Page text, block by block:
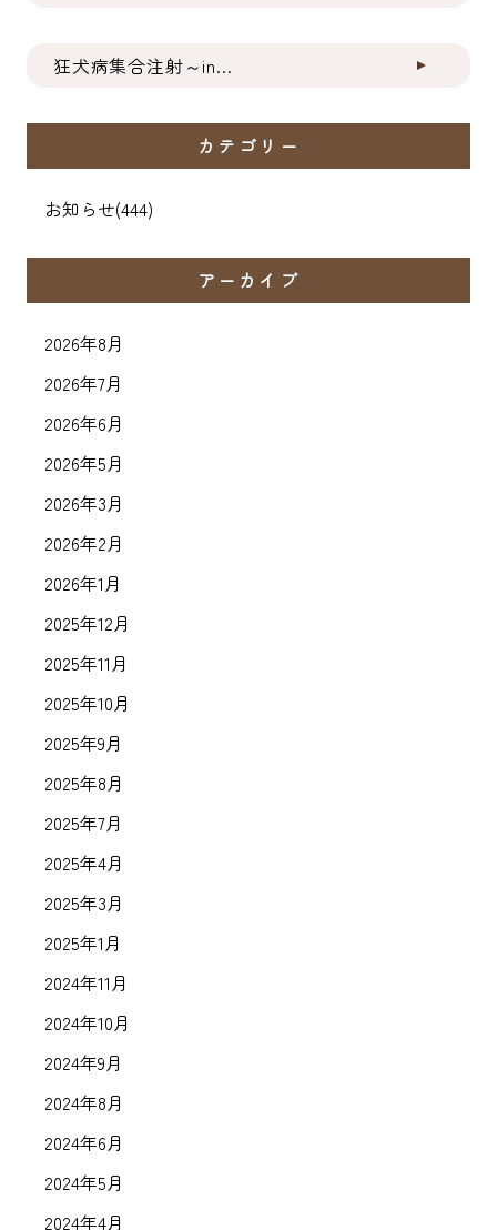
狂犬病集合注射～in...
カテゴリー
お知らせ(444)
アーカイブ
2026年8月
2026年7月
2026年6月
2026年5月
2026年3月
2026年2月
2026年1月
2025年12月
2025年11月
2025年10月
2025年9月
2025年8月
2025年7月
2025年4月
2025年3月
2025年1月
2024年11月
2024年10月
2024年9月
2024年8月
2024年6月
2024年5月
2024年4月